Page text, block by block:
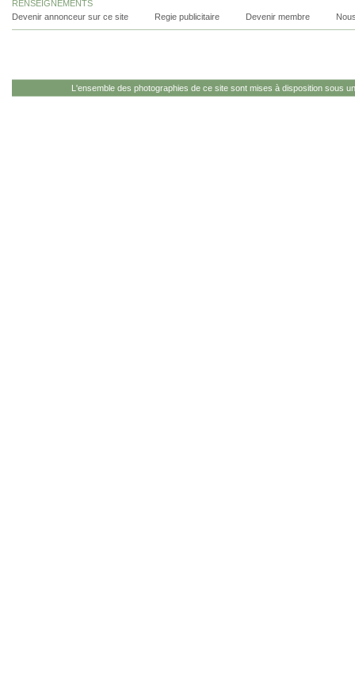
RENSEIGNEMENTS
Devenir annonceur sur ce site
Regie publicitaire Devenir membre
L'ensemble des photographies de ce site sont mises à disposition sous